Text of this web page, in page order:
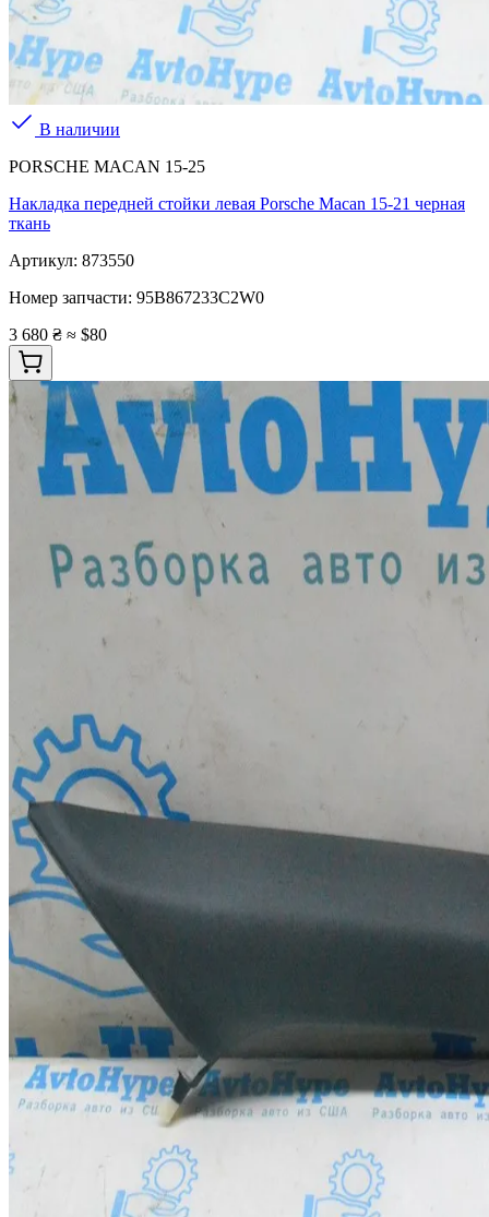
В наличии
PORSCHE MACAN 15-25
Накладка передней стойки левая Porsche Macan 15-21 черная
ткань
Артикул: 873550
Номер запчасти: 95B867233C2W0
3 680 ₴ ≈ $80